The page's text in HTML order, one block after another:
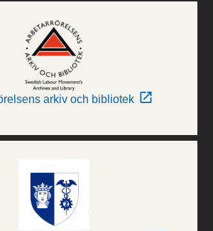
arkiv och bibliotek